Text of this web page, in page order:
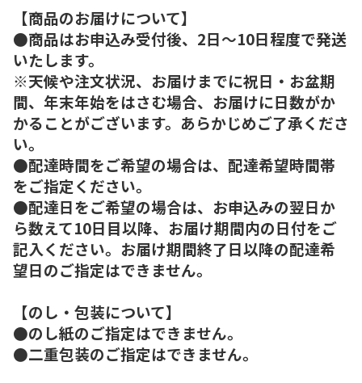
【商品のお届けについて】
●商品はお申込み受付後、2日～10日程度で発送
いたします。
※天候や注文状況、お届けまでに祝日・お盆期
間、年末年始をはさむ場合、お届けに日数がか
かることがございます。あらかじめご了承くださ
い。
●配達時間をご希望の場合は、配達希望時間帯
をご指定ください。
●配達日をご希望の場合は、お申込みの翌日か
ら数えて10日目以降、お届け期間内の日付をご
記入ください。お届け期間終了日以降の配達希
望日のご指定はできません。
【のし・包装について】
●のし紙のご指定はできません。
●二重包装のご指定はできません。